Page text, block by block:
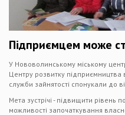
Підприємцем може
У Нововолинському міському
Центру розвитку підприємництва
служби зайнятості спонукали до
Мета зустрічі - підвищити
можливості започаткування